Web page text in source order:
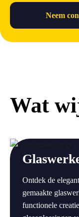
Neem
Wat
Ontdek de
gemaakte
functionele
a